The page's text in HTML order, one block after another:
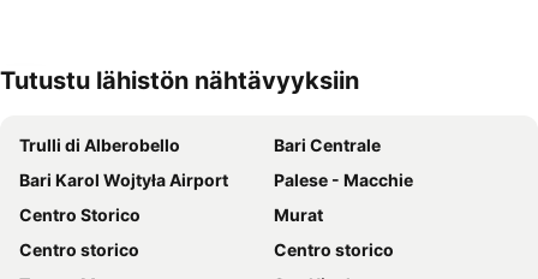
Tutustu lähistön nähtävyyksiin
Trulli di Alberobello
Bari Centrale
Bari Karol Wojtyła Airport
Palese - Macchie
Centro Storico
Murat
Centro storico
Centro storico